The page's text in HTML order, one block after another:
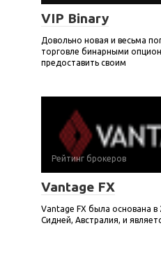
VIP Binary
Довольно новая и весьма
торговле бинарными
предоставить своим
Рейтинг брокеров
Vantage FX
Vantage FX была основана в
Сидней, Австралия, и